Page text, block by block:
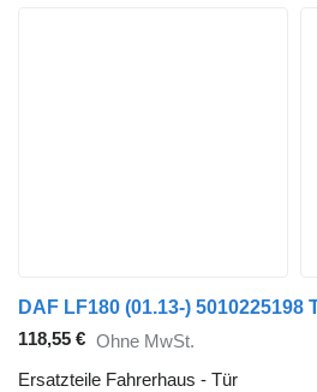
118,55 € Ohne MwSt.
Ersatzteile Fahrerhaus - Tür